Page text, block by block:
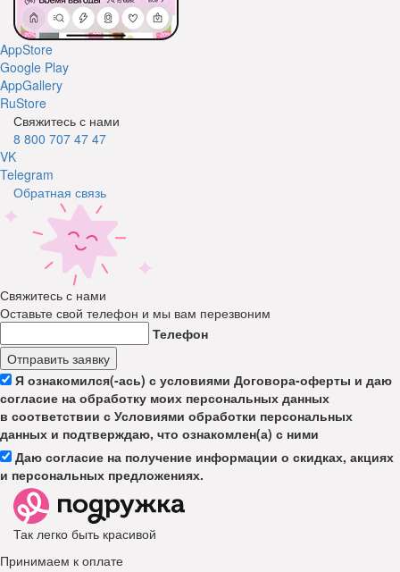
AppStore
Google Play
AppGallery
RuStore
Свяжитесь с нами
8 800 707 47 47
VK
Telegram
Обратная связь
Свяжитесь с нами
Оставьте свой телефон и мы вам перезвоним
Телефон
Отправить заявку
Я ознакомился(-ась) с условиями Договора-оферты и даю
согласие на обработку моих персональных данных
в соответствии с Условиями обработки персональных
данных и подтверждаю, что ознакомлен(а) с ними
Даю согласие на получение информации о скидках, акциях
и персональных предложениях.
Так легко быть красивой
Принимаем к оплате